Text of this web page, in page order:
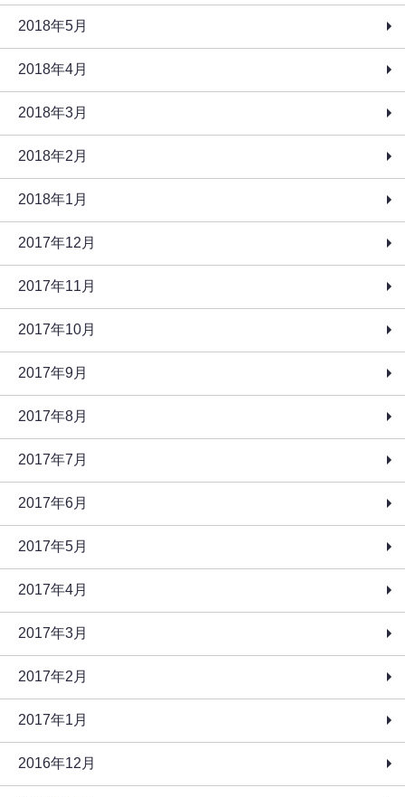
2018年5月
2018年4月
2018年3月
2018年2月
2018年1月
2017年12月
2017年11月
2017年10月
2017年9月
2017年8月
2017年7月
2017年6月
2017年5月
2017年4月
2017年3月
2017年2月
2017年1月
2016年12月